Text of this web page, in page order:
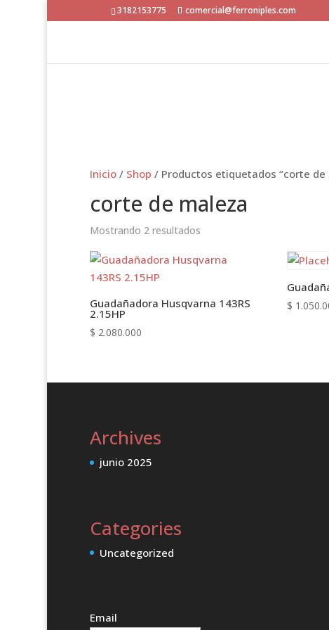
3182153775 comercial@ferroniples.com
Inicio/ Shop / Productos etiquetados “corte de
corte de maleza
Mostrando 2 resultados
Guadañadora Husqvarna 143RS
2.15HP
$ 2.080.000
$
Archives
junio 2025
Categories
Uncategorized
Email